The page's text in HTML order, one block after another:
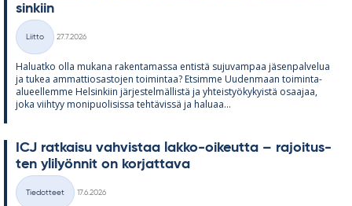
sin­kiin
Kategoriat
Liitto
27.7.2026
Ha­luatko olla mu­kana ra­ken­ta­massa en­tistä su­ju­vam­paa jä­sen­pal­ve­lua
ja tu­kea am­mat­tio­sas­to­jen toi­min­taa? Et­simme Uu­den­maan toi­minta-
alu­eel­lemme Hel­sin­kiin jär­jes­tel­mäl­listä ja yh­teis­työ­ky­kyistä osaa­jaa,
joka viih­tyy mo­ni­puo­li­sissa teh­tä­vissä ja ha­luaa...
ICJ rat­kaisu vah­vis­taa lakko-oi­keutta – ra­joi­tus­
ten yli­lyön­nit on kor­jat­tava
Kategoriat
Tiedotteet
17.6.2026